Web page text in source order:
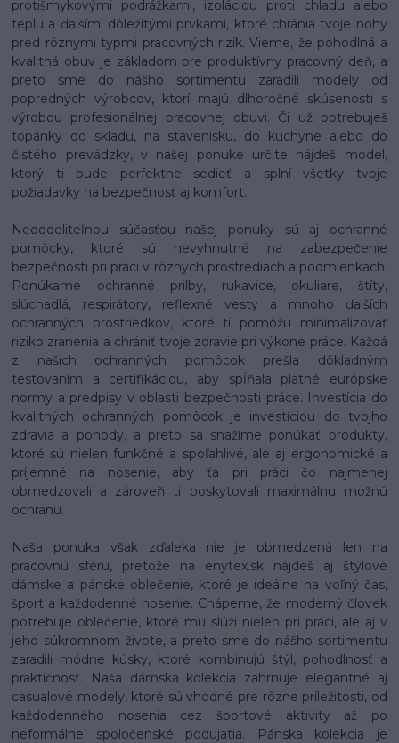
protišmykovými podrážkami, izoláciou proti chladu alebo
teplu a ďalšími dôležitými prvkami, ktoré chránia tvoje nohy
pred rôznymi typmi pracovných rizík. Vieme, že pohodlná a
kvalitná obuv je základom pre produktívny pracovný deň, a
preto sme do nášho sortimentu zaradili modely od
popredných výrobcov, ktorí majú dlhoročné skúsenosti s
výrobou profesionálnej pracovnej obuvi. Či už potrebuješ
topánky do skladu, na stavenisku, do kuchyne alebo do
čistého prevádzky, v našej ponuke určite nájdeš model,
ktorý ti bude perfektne sedieť a splní všetky tvoje
požiadavky na bezpečnosť aj komfort.
Neoddeliteľnou súčasťou našej ponuky sú aj ochranné
pomôcky, ktoré sú nevyhnutné na zabezpečenie
bezpečnosti pri práci v rôznych prostrediach a podmienkach.
Ponúkame ochranné prilby, rukavice, okuliare, štíty,
slúchadlá, respirátory, reflexné vesty a mnoho ďalších
ochranných prostriedkov, ktoré ti pomôžu minimalizovať
riziko zranenia a chrániť tvoje zdravie pri výkone práce. Každá
z našich ochranných pomôcok prešla dôkladným
testovaním a certifikáciou, aby spĺňala platné európske
normy a predpisy v oblasti bezpečnosti práce. Investícia do
kvalitných ochranných pomôcok je investíciou do tvojho
zdravia a pohody, a preto sa snažíme ponúkať produkty,
ktoré sú nielen funkčné a spoľahlivé, ale aj ergonomické a
príjemné na nosenie, aby ťa pri práci čo najmenej
obmedzovali a zároveň ti poskytovali maximálnu možnú
ochranu.
Naša ponuka však zďaleka nie je obmedzená len na
pracovnú sféru, pretože na enytex.sk nájdeš aj štýlové
dámske a pánske oblečenie, ktoré je ideálne na voľný čas,
šport a každodenné nosenie. Chápeme, že moderný človek
potrebuje oblečenie, ktoré mu slúži nielen pri práci, ale aj v
jeho súkromnom živote, a preto sme do nášho sortimentu
zaradili módne kúsky, ktoré kombinujú štýl, pohodlnosť a
praktičnosť. Naša dámska kolekcia zahrnuje elegantné aj
casualové modely, ktoré sú vhodné pre rôzne príležitosti, od
každodenného nosenia cez športové aktivity až po
neformálne spoločenské podujatia. Pánska kolekcia je